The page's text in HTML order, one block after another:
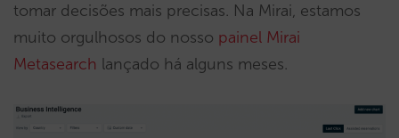
tomar decisões mais precisas. Na Mirai, estamos
muito orgulhosos do nosso painel Mirai
Metasearch lançado há alguns meses.